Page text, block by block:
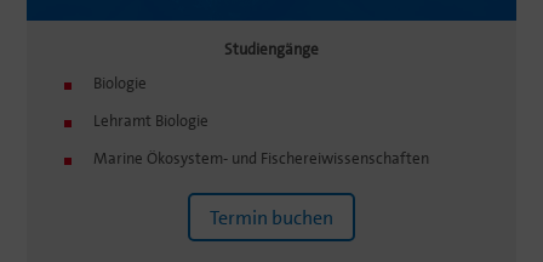
Studi­en­gänge
Biologie
Lehramt Biologie
Marine Ökosystem- und Fischereiwissenschaften
Termin buchen